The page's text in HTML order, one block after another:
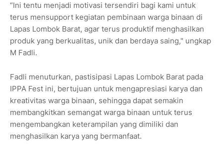
“Ini tentu menjadi motivasi tersendiri bagi kami untuk
terus mensupport kegiatan pembinaan warga binaan di
Lapas Lombok Barat, agar terus produktif menghasilkan
produk yang berkualitas, unik dan berdaya saing," ungkap
M Fadli.
Fadli menuturkan, pastisipasi Lapas Lombok Barat pada
IPPA Fest ini, bertujuan untuk mengapresiasi karya dan
kreativitas warga binaan, sehingga dapat semakin
membangkitkan semangat warga binaan untuk terus
mengembangkan keterampilan yang dimiliki dan
menghasilkan karya yang bermanfaat.